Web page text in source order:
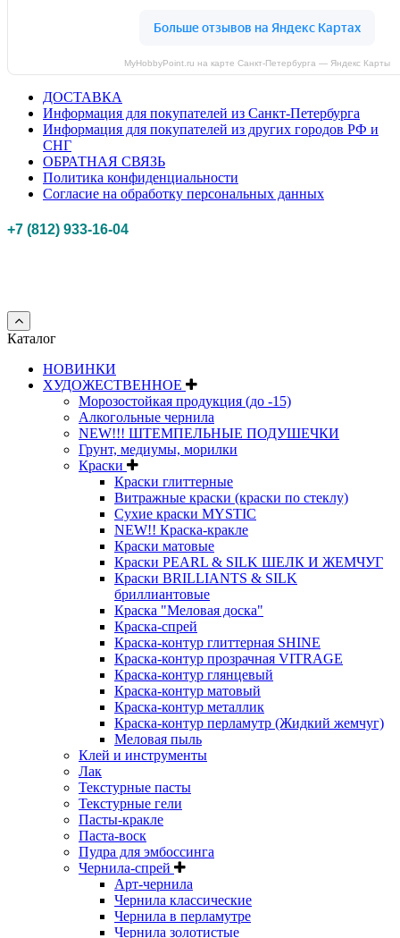
MyHobbyPoint.ru на карте Санкт‑Петербурга — Яндекс Карты
ДОСТАВКА
Информация для покупателей из Санкт-Петербурга
Информация для покупателей из других городов РФ и
СНГ
ОБРАТНАЯ СВЯЗЬ
Политика конфиденциальности
Согласие на обработку персональных данных
+7 (812) 933-16-04
Каталог
НОВИНКИ
ХУДОЖЕСТВЕННОЕ
Морозостойкая продукция (до -15)
Алкогольные чернила
NEW!!! ШТЕМПЕЛЬНЫЕ ПОДУШЕЧКИ
Грунт, медиумы, морилки
Краски
Краски глиттерные
Витражные краски (краски по стеклу)
Сухие краски MYSTIC
NEW!! Краска-кракле
Краски матовые
Краски PEARL & SILK ШЕЛК И ЖЕМЧУГ
Краски BRILLIANTS & SILK
бриллиантовые
Краска "Меловая доска"
Краска-спрей
Краска-контур глиттерная SHINE
Краска-контур прозрачная VITRAGE
Краска-контур глянцевый
Краска-контур матовый
Краска-контур металлик
Краска-контур перламутр (Жидкий жемчуг)
Меловая пыль
Клей и инструменты
Лак
Текстурные пасты
Текстурные гели
Пасты-кракле
Паста-воск
Пудра для эмбоссинга
Чернила-спрей
Арт-чернила
Чернила классические
Чернила в перламутре
Чернила золотистые